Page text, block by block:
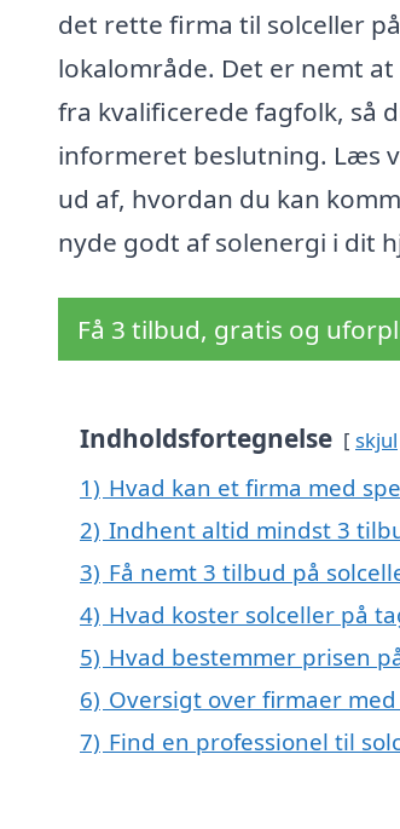
det rette firma til solceller
lokalområde. Det er nemt
fra kvalificerede fagfolk, så
informeret beslutning. Læs
ud af, hvordan du kan
nyde godt af solenergi i dit
Få 3 tilbud, gratis og
Indholdsfortegnelse skjul
1) Hvad kan et firma med
2) Indhent altid mindst 3
3) Få nemt 3 tilbud på
4) Hvad koster solceller på
5) Hvad bestemmer prisen
6) Oversigt over firmaer
7) Find en professionel til